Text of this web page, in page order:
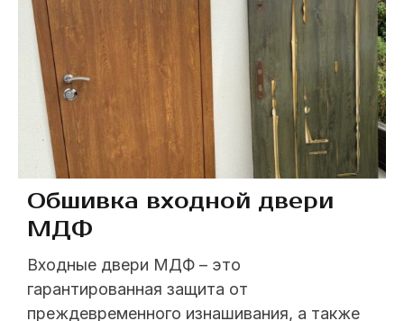
пленка» говорит само за себя — на ней
можно рисовать маркером, тушить об нее
сигареты, обливать кипятком. Она ...
Обшивка входной двери
МДФ
Входные двери МДФ – это
гарантированная защита от
преждевременного изнашивания, а также